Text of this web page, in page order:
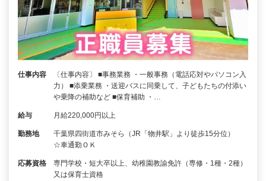
仕事内容
〔仕事内容〕 ■事務業務 ・一般事務（電話応対やパソコン入
力） ■添乗業務 ・送迎バスに同乗して、子どもたちの付添い
や乗降の補助など ■保育補助 ・…
給与 月給220,000円以上
勤務地
千葉県四街道市みそら（JR「物井駅」より徒歩15分位）
☆車通勤ＯＫ
応募資格
専門学校・短大卒以上、幼稚園教諭免許（専修・1種・2種）
又は保育士資格